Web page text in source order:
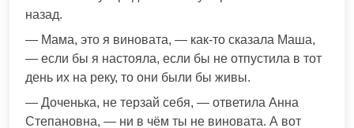
назад.
— Мама, это я виновата, — как-то сказала Маша,
— если бы я настояла, если бы не отпустила в тот
день их на реку, то они были бы живы.
— Доченька, не терзай себя, — ответила Анна
Степановна, — ни в чём ты не виновата. А вот